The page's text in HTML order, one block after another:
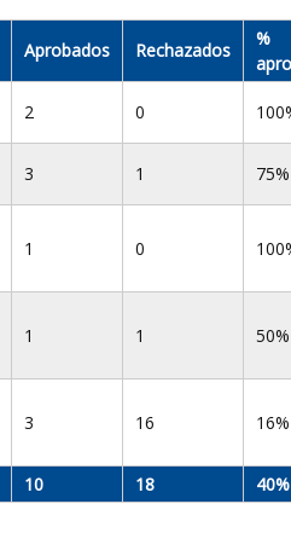
Aprobados Rechazados
2 0
3 1 75%
1 0
1 1 50%
3 16 16%
10 18 40%